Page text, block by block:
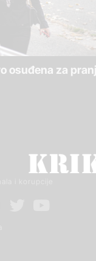
osuđena za
i korupcije